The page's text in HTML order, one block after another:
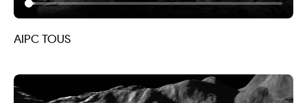
AIPC TOUS